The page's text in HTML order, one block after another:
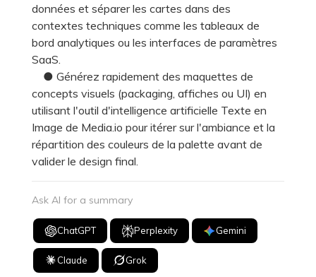
données et séparer les cartes dans des
contextes techniques comme les tableaux de
bord analytiques ou les interfaces de paramètres
SaaS.
● Générez rapidement des maquettes de
concepts visuels (packaging, affiches ou UI) en
utilisant l'outil d'intelligence artificielle Texte en
Image de Media.io pour itérer sur l'ambiance et la
répartition des couleurs de la palette avant de
valider le design final.
Ask AI for a summary
ChatGPT Perplexity Gemini
Claude Grok